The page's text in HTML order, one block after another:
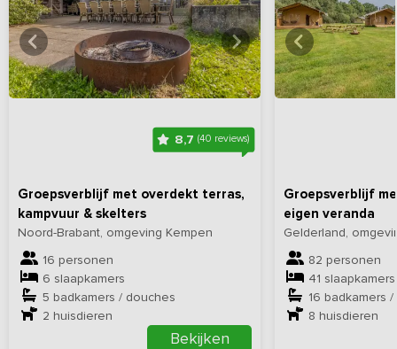
8,7 (40 reviews)
Groepsverblijf met overdekt terras,
kampvuur & skelters
Noord-Brabant, omgeving Kempen
16 personen
6 slaapkamers
5 badkamers / douches
2 huisdieren
Bekijken
Bekijkhieralle foto's
Groepsverblijf
eigen veranda
Gelderland,
82 personen
41 slaapkamers
16 badkamers
8 huisdieren
Bekijk